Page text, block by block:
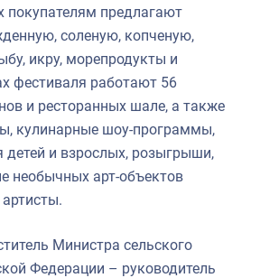
покупателям предлагают
соленую, копченую,
икру, морепродукты и
фестиваля работают 56
и ресторанных шале, а также
кулинарные шоу-программы,
детей и взрослых, розыгрыши,
необычных арт-объектов
Министра сельского
Федерации – руководитель